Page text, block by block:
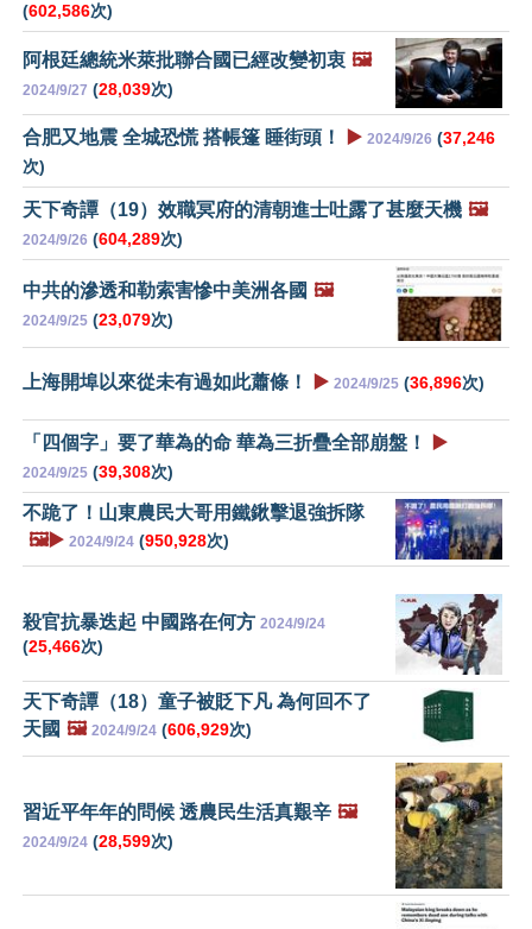
(602,586次)
阿根廷總統米萊批聯合國已經改變初衷 🖼️
2024/9/27 (28,039次)
合肥又地震 全城恐慌 搭帳篷 睡街頭！ ▶️ 2024/9/26 (37,246
次)
天下奇譚（19）效職冥府的清朝進士吐露了甚麼天機 🖼️
2024/9/26 (604,289次)
中共的滲透和勒索害慘中美洲各國 🖼️
2024/9/25 (23,079次)
上海開埠以來從未有過如此蕭條！ ▶️ 2024/9/25 (36,896次)
「四個字」要了華為的命 華為三折疊全部崩盤！ ▶️
2024/9/25 (39,308次)
不跪了！山東農民大哥用鐵鍬擊退強拆隊
🖼️▶️ 2024/9/24 (950,928次)
殺官抗暴迭起 中國路在何方 2024/9/24
(25,466次)
天下奇譚（18）童子被貶下凡 為何回不了
天國 🖼️ 2024/9/24 (606,929次)
習近平年年的問候 透農民生活真艱辛 🖼️
2024/9/24 (28,599次)